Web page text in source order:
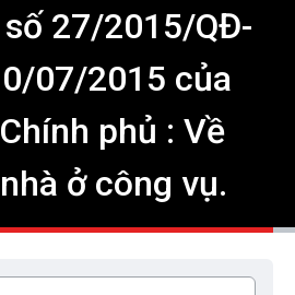
27/2015/QĐ-
07/2015 của
phủ : Về
ở công vụ.